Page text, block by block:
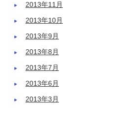
2013年11月
2013年10月
2013年9月
2013年8月
2013年7月
2013年6月
2013年3月